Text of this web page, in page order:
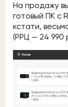
На продажу
готовый ПК с
кстати,
(РРЦ — 24 990